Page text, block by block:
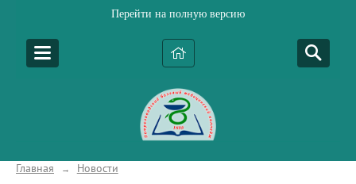
Перейти на полную версию
Главная → Новости